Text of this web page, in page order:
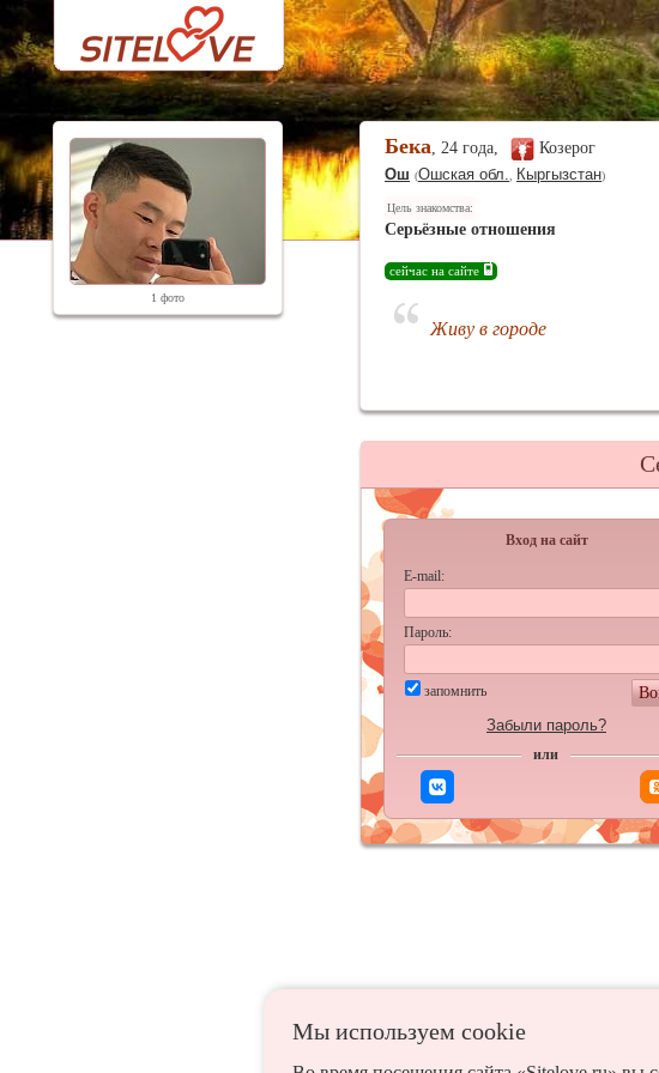
1 фото
Бека, 24 года,
Козерог
Ош (Ошская обл. Кыргызстан)
Цель знакомства:
Серьёзные отношения
сейчас на сайте
Живу в городе
Мы используем сookie
Вход на сайт
E-mail:
Пароль:
запомнить
Забыли пароль?
или